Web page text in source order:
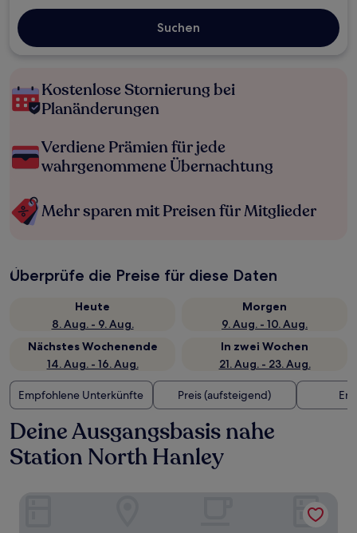
Suchen
Kostenlose Stornierung bei
Planänderungen
Verdiene Prämien für jede
wahrgenommene Übernachtung
Mehr sparen mit Preisen für Mitglieder
Überprüfe die Preise für diese Daten
Heute
8. Aug. - 9. Aug.
Morgen
9. Aug. - 10. Aug.
Nächstes Wochenende
14. Aug. - 16. Aug.
In zwei Wochen
21. Aug. - 23. Aug.
Empfohlene Unterkünfte Preis (aufsteigend)
Deine Ausgangsbasis nahe
Station North Hanley